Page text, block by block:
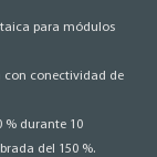
para módulos
con conectividad de
% durante 10
del 150 %.